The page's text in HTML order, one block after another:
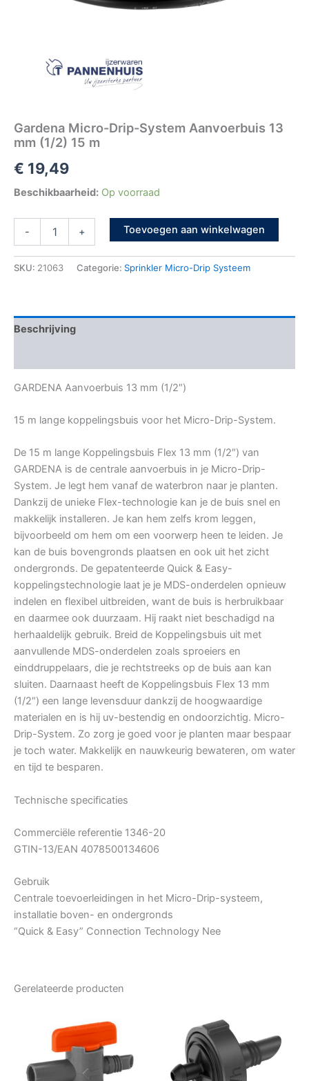
Gardena Micro-Drip-System Aanvoerbuis 13
mm (1/2) 15 m
€ 19,49
Beschikbaarheid: Op voorraad
- + Toevoegen aan winkelwagen
SKU: 21063 Categorie: Sprinkler Micro-Drip Systeem
Beschrijving
GARDENA Aanvoerbuis 13 mm (1/2″)
15 m lange koppelingsbuis voor het Micro-Drip-System.
De 15 m lange Koppelingsbuis Flex 13 mm (1/2″) van
GARDENA is de centrale aanvoerbuis in je Micro-Drip-
System. Je legt hem vanaf de waterbron naar je planten.
Dankzij de unieke Flex-technologie kan je de buis snel en
makkelijk installeren. Je kan hem zelfs krom leggen,
bijvoorbeeld om hem om een voorwerp heen te leiden. Je
kan de buis bovengronds plaatsen en ook uit het zicht
ondergronds. De gepatenteerde Quick & Easy-
koppelingstechnologie laat je je MDS-onderdelen opnieuw
indelen en flexibel uitbreiden, want de buis is herbruikbaar
en daarmee ook duurzaam. Hij raakt niet beschadigd na
herhaaldelijk gebruik. Breid de Koppelingsbuis uit met
aanvullende MDS-onderdelen zoals sproeiers en
einddruppelaars, die je rechtstreeks op de buis aan kan
sluiten. Daarnaast heeft de Koppelingsbuis Flex 13 mm
(1/2″) een lange levensduur dankzij de hoogwaardige
materialen en is hij uv-bestendig en ondoorzichtig. Micro-
Drip-System. Zo zorg je goed voor je planten maar bespaar
je toch water. Makkelijk en nauwkeurig bewateren, om water
en tijd te besparen.
Technische specificaties
Commerciële referentie 1346-20
GTIN-13/EAN 4078500134606
Gebruik
Centrale toevoerleidingen in het Micro-Drip-systeem,
installatie boven- en ondergronds
“Quick & Easy” Connection Technology Nee
Gerelateerde producten